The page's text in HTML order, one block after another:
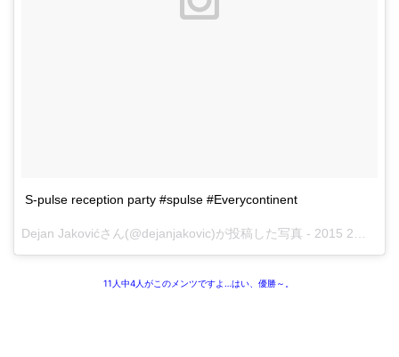
S-pulse reception party #spulse #Everycontinent
Dejan Jakovićさん(@dejanjakovic)が投稿した写真 - 2015 2月 24 3:05午前 PST
11人中4人がこのメンツですよ…はい、優勝～。